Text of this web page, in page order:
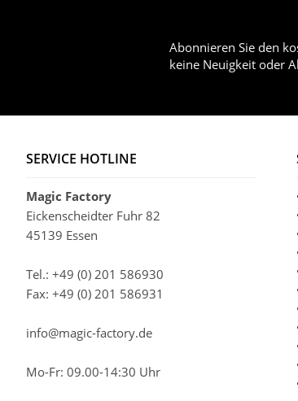
Abonnieren Sie den
keine Neuigkeit oder
SERVICE HOTLINE
Magic Factory
Eickenscheidter Fuhr 82
45139 Essen
Tel.: +49 (0) 201 586930
Fax: +49 (0) 201 586931
info@magic-factory.de
Mo-Fr: 09.00-14:30 Uhr